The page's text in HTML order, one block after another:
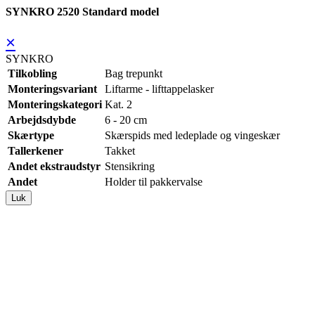
SYNKRO 2520 Standard model
×
SYNKRO
Tilkobling
Bag trepunkt
Monteringsvariant
Liftarme - lifttappelasker
Monteringskategori Kat. 2
Arbejdsdybde
6 - 20 cm
Skærtype
Skærspids med ledeplade og vingeskær
Tallerkener
Takket
Andet ekstraudstyr Stensikring
Andet
Holder til pakkervalse
Luk